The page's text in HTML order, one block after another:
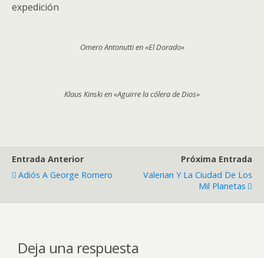
expedición
Omero Antonutti en «El Dorado»
Klaus Kinski en «Aguirre la cólera de Dios»
Entrada Anterior
Adiós A George Romero
Próxima Entrada
Valerian Y La Ciudad De Los
Mil Planetas
Deja una respuesta